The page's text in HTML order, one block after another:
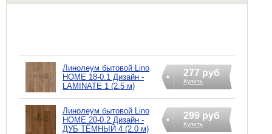
Линолеум бытовой Lino
HOME 18-0.1 Дизайн -
LAMINATE 1 (2.5 м)
277 руб
Купить
Линолеум бытовой Lino
HOME 20-0.2 Дизайн -
ДУБ ТЁМНЫЙ 4 (2.0 м)
299 руб
Купить